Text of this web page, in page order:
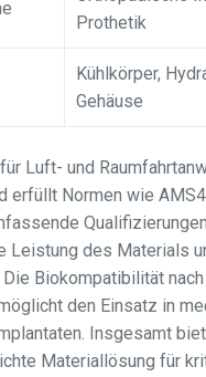
Prothetik
Kühlkörper,
Gehäuse
Luft- und
erfüllt Normen wie
Leistung des Materials
Die Biokompatibilität
den Einsatz in
Insgesamt
Materiallösung für